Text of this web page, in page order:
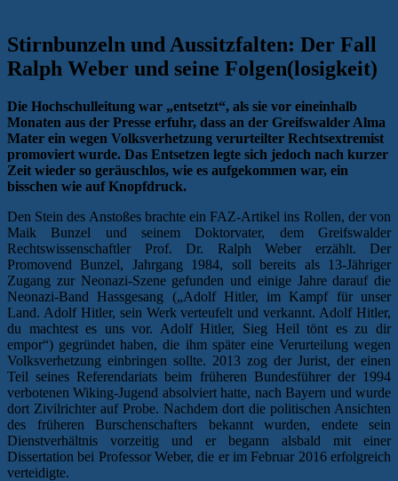
Stirnbunzeln und Aussitzfalten: Der Fall
Ralph Weber und seine Folgen(losigkeit)
Die Hochschulleitung war „entsetzt“, als sie vor eineinhalb
Monaten aus der Presse erfuhr, dass an der Greifswalder Alma
Mater ein wegen Volksverhetzung verurteilter Rechtsextremist
promoviert wurde. Das Entsetzen legte sich jedoch nach kurzer
Zeit wieder so geräuschlos, wie es aufgekommen war, ein
bisschen wie auf Knopfdruck.
Den Stein des Anstoßes brachte ein FAZ-Artikel ins Rollen, der von
Maik Bunzel und seinem Doktorvater, dem Greifswalder
Rechtswissenschaftler Prof. Dr. Ralph Weber erzählt. Der
Promovend Bunzel, Jahrgang 1984, soll bereits als 13-Jähriger
Zugang zur Neonazi-Szene gefunden und einige Jahre darauf die
Neonazi-Band Hassgesang („Adolf Hitler, im Kampf für unser
Land. Adolf Hitler, sein Werk verteufelt und verkannt. Adolf Hitler,
du machtest es uns vor. Adolf Hitler, Sieg Heil tönt es zu dir
empor“) gegründet haben, die ihm später eine Verurteilung wegen
Volksverhetzung einbringen sollte. 2013 zog der Jurist, der einen
Teil seines Referendariats beim früheren Bundesführer der 1994
verbotenen Wiking-Jugend absolviert hatte, nach Bayern und wurde
dort Zivilrichter auf Probe. Nachdem dort die politischen Ansichten
des früheren Burschenschafters bekannt wurden, endete sein
Dienstverhältnis vorzeitig und er begann alsbald mit einer
Dissertation bei Professor Weber, die er im Februar 2016 erfolgreich
verteidigte.